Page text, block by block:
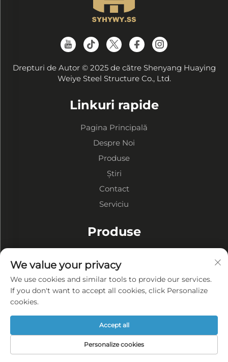
Drepturi de Autor © 2025 de către Shenyang Huaying
Weiye Steel Structure Co., Ltd.
Linkuri rapide
Pagina Principală
Despre Noi
Produse
Știri
Contact
Serviciu
Produse
Ateliere cu Structură Metalică
Clădiri cu Structură Metalică
DESPRE COMPANIE
Politica de confidențialitate
We value your privacy
We use cookies and similar tools to provide our services.
If you don't want to accept all cookies, click Personalize
cookies.
Personalize cookies
Accept all